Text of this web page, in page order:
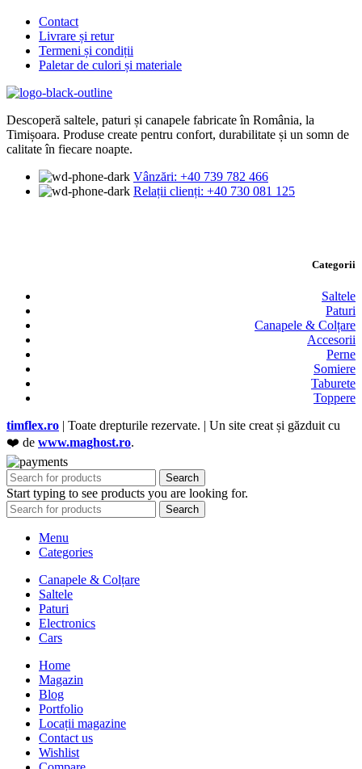
Contact
Livrare și retur
Termeni și condiții
Paletar de culori și materiale
Descoperă saltele, paturi și canapele fabricate în România, la
Timișoara. Produse create pentru confort, durabilitate și un somn de
calitate în fiecare noapte.
Vânzări: +40 739 782 466
Relații clienți: +40 730 081 125
Categorii
Saltele
Paturi
Canapele & Colțare
Accesorii
Perne
Somiere
Taburete
Toppere
timflex.ro | Toate drepturile rezervate. | Un site creat și găzduit cu
❤️ de www.maghost.ro.
Search
Start typing to see products you are looking for.
Search
Menu
Categories
Canapele & Colțare
Saltele
Paturi
Electronics
Cars
Home
Magazin
Blog
Portfolio
Locații magazine
Contact us
Wishlist